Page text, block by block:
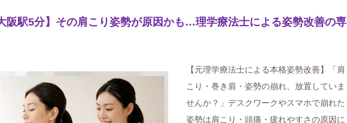
駅5分】その肩こり姿勢が原因かも…理学療法士による姿勢改善の専
【元理学療法士による本格姿勢改善】「肩
こり・巻き肩・姿勢の崩れ、放置していま
せんか？」デスクワークやスマホで崩れた
姿勢は肩こり・頭痛・疲れやすさの原因に